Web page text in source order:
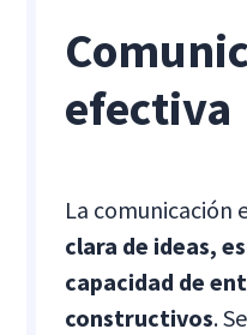
efectiva
La comunicación
clara de ideas,
capacidad de
constructivos.